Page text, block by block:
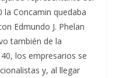
la Concamin quedaba
Edmundo J. Phelan
también de la
los empresarios se
y, al llegar